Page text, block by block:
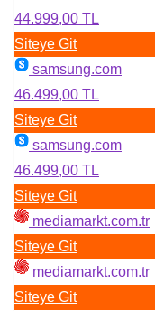
44.999,00 TL
Siteye Git
samsung.com
46.499,00 TL
Siteye Git
samsung.com
46.499,00 TL
Siteye Git
mediamarkt.com.tr
Siteye Git
mediamarkt.com.tr
Siteye Git